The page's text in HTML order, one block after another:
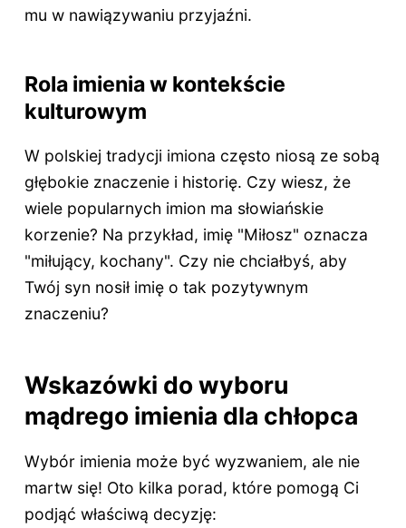
mu w nawiązywaniu przyjaźni.
Rola imienia w kontekście
kulturowym
W polskiej tradycji imiona często niosą ze sobą
głębokie znaczenie i historię. Czy wiesz, że
wiele popularnych imion ma słowiańskie
korzenie? Na przykład, imię "Miłosz" oznacza
"miłujący, kochany". Czy nie chciałbyś, aby
Twój syn nosił imię o tak pozytywnym
znaczeniu?
Wskazówki do wyboru
mądrego imienia dla chłopca
Wybór imienia może być wyzwaniem, ale nie
martw się! Oto kilka porad, które pomogą Ci
podjąć właściwą decyzję: